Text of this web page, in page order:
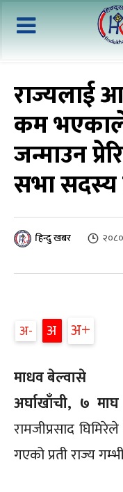
राज्यलाई
कम
जन्माउन
सभा सदस्य
हिन्दु खबर
अ- अ अ+
माधव बेल्वासे
अर्घाखाँची, ७
रामजीप्रसाद
गएको प्रती राज्य